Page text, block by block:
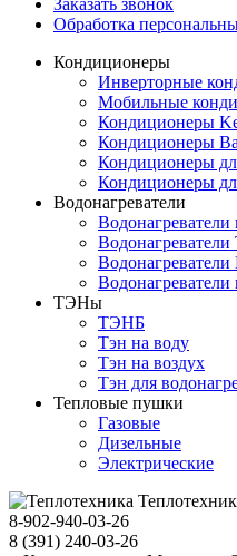
Заказать звонок
Обработка
Кондиционеры
Инверторные
Мобильные
Кондиционеры
Кондиционеры
Кондиционеры
Кондиционеры
Водонагреватели
Водонагреватели
Водонагреватели
ТЭНы
ТЭНБ
Тэн на воду
Тэн на воздух
Тэн для
Тепловые пушки
Газовые
Дизельные
Электрические
8-902-940-03-26
8 (391) 240-03-26